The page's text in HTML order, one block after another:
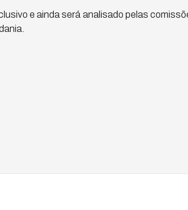
e ainda será analisado pelas